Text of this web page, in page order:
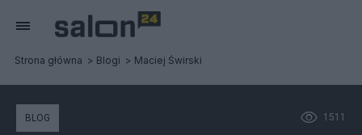
Strona główna Blogi Maciej Świrski
1511
BLOG